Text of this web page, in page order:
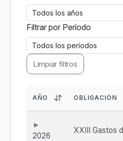
Filtrar por Período
Limpiar filtros
AÑO OBLIGACIÓN
2026
XXIII Gastos